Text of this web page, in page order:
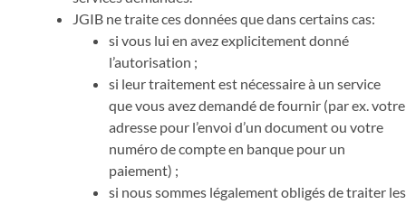
JGIB ne traite ces données que dans certains cas:
si vous lui en avez explicitement donné
l’autorisation ;
si leur traitement est nécessaire à un service
que vous avez demandé de fournir (par ex. votre
adresse pour l’envoi d’un document ou votre
numéro de compte en banque pour un
paiement) ;
si nous sommes légalement obligés de traiter les